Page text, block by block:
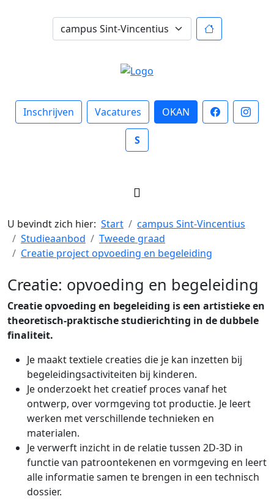
Inschrijven Vacatures OKAN
S
U bevindt zich hier: Start
campus Sint-Vincentius
Studieaanbod
Tweede graad
Creatie project opvoeding en begeleiding
Creatie: opvoeding en begeleiding
Creatie opvoeding en begeleiding is een artistieke en
theoretisch-praktische studierichting in de dubbele
finaliteit.
Je maakt textiele creaties die je kan inzetten bij
begeleidingsactiviteiten bij kinderen.
Je onderzoekt het creatief proces vanaf het
ontwerp, over vormgeving tot productie. Je leert
werken met verschillende technieken en
materialen.
Je verwerft inzicht in de relatie tussen 2D-3D in
functie van patroontekenen en vormgeving en leert
alle informatie samen te brengen in een technisch
dossier.